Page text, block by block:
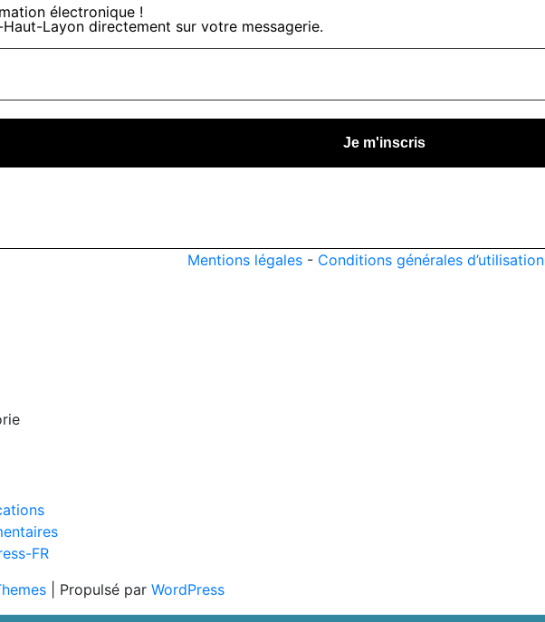
électronique !
Layon directement sur votre messagerie.
Mentions légales - Conditions générales d’utilisation
FR
| Propulsé par WordPress